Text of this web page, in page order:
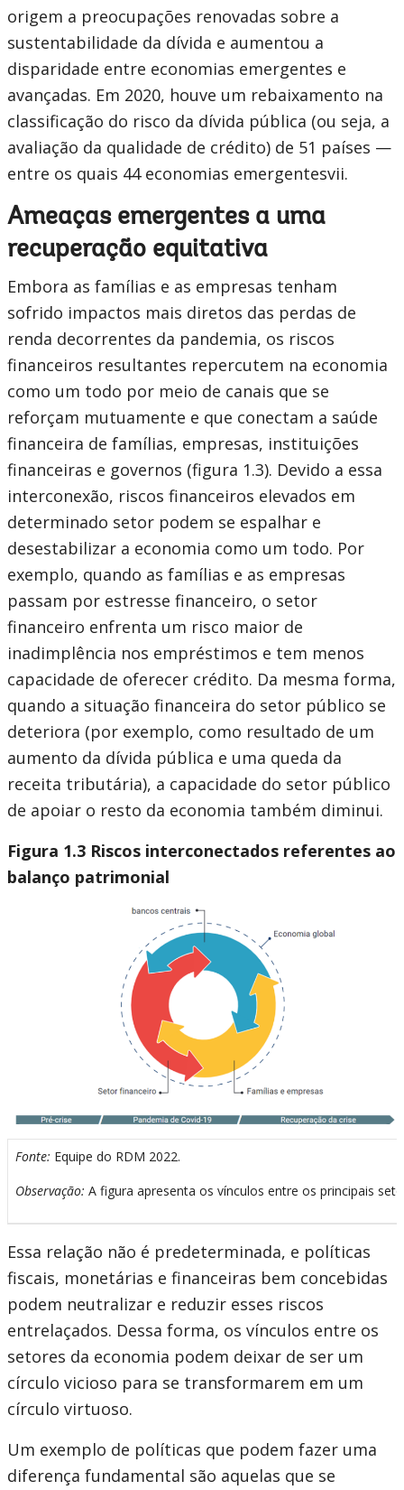
origem a preocupações renovadas sobre a
sustentabilidade da dívida e aumentou a
disparidade entre economias emergentes e
avançadas. Em 2020, houve um rebaixamento na
classificação do risco da dívida pública (ou seja, a
avaliação da qualidade de crédito) de 51 países —
entre os quais 44 economias emergentesvii.
Ameaças emergentes a uma
recuperação equitativa
Embora as famílias e as empresas tenham
sofrido impactos mais diretos das perdas de
renda decorrentes da pandemia, os riscos
financeiros resultantes repercutem na economia
como um todo por meio de canais que se
reforçam mutuamente e que conectam a saúde
financeira de famílias, empresas, instituições
financeiras e governos (figura 1.3). Devido a essa
interconexão, riscos financeiros elevados em
determinado setor podem se espalhar e
desestabilizar a economia como um todo. Por
exemplo, quando as famílias e as empresas
passam por estresse financeiro, o setor
financeiro enfrenta um risco maior de
inadimplência nos empréstimos e tem menos
capacidade de oferecer crédito. Da mesma forma,
quando a situação financeira do setor público se
deteriora (por exemplo, como resultado de um
aumento da dívida pública e uma queda da
receita tributária), a capacidade do setor público
de apoiar o resto da economia também diminui.
Figura 1.3 Riscos interconectados referentes ao
balanço patrimonial
Fonte: Equipe do RDM 2022.
Observação: A figura apresenta os vínculos entre os principais
Essa relação não é predeterminada, e políticas
fiscais, monetárias e financeiras bem concebidas
podem neutralizar e reduzir esses riscos
entrelaçados. Dessa forma, os vínculos entre os
setores da economia podem deixar de ser um
círculo vicioso para se transformarem em um
círculo virtuoso.
Um exemplo de políticas que podem fazer uma
diferença fundamental são aquelas que se